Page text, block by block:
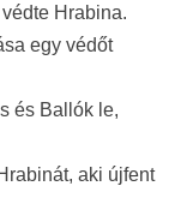
Hrabina.
egy védőt
és Ballók le,
aki újfent